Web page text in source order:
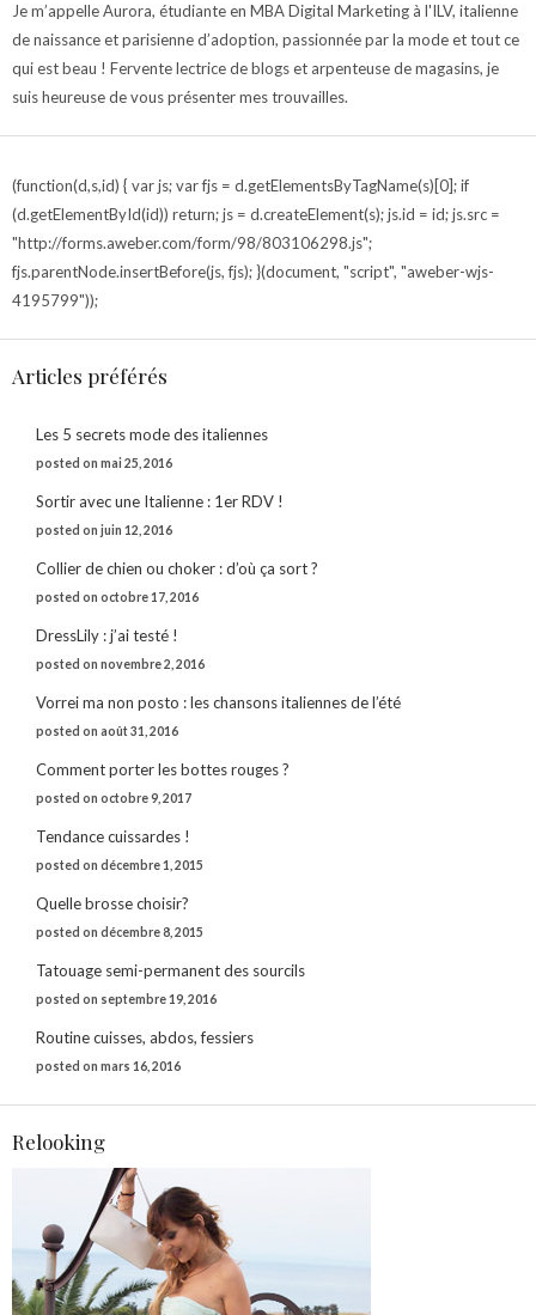
Je m’appelle Aurora, étudiante en MBA Digital Marketing à l'ILV, italienne
de naissance et parisienne d’adoption, passionnée par la mode et tout ce
qui est beau ! Fervente lectrice de blogs et arpenteuse de magasins, je
suis heureuse de vous présenter mes trouvailles.
(function(d,s,id) { var js; var fjs = d.getElementsByTagName(s)[0]; if
(d.getElementById(id)) return; js = d.createElement(s); js.id = id; js.src =
"http://forms.aweber.com/form/98/803106298.js";
fjs.parentNode.insertBefore(js, fjs); }(document, "script", "aweber-wjs-
4195799"));
Articles préférés
Les 5 secrets mode des italiennes
posted on mai 25, 2016
Sortir avec une Italienne : 1er RDV !
posted on juin 12, 2016
Collier de chien ou choker : d’où ça sort ?
posted on octobre 17, 2016
DressLily : j’ai testé !
posted on novembre 2, 2016
Vorrei ma non posto : les chansons italiennes de l’été
posted on août 31, 2016
Comment porter les bottes rouges ?
posted on octobre 9, 2017
Tendance cuissardes !
posted on décembre 1, 2015
Quelle brosse choisir?
posted on décembre 8, 2015
Tatouage semi-permanent des sourcils
posted on septembre 19, 2016
Routine cuisses, abdos, fessiers
posted on mars 16, 2016
Relooking